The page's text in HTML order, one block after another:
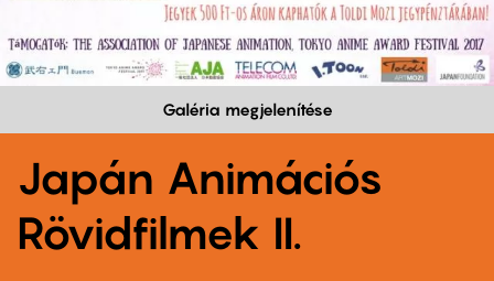
Galéria megjelenítése
Japán Animációs
Rövidfilmek II.